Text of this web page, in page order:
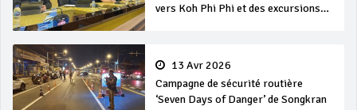
vers Koh Phi Phi et des excursions
13 Avr 2026
Campagne de sécurité routière
‘Seven Days of Danger’ de Songkran